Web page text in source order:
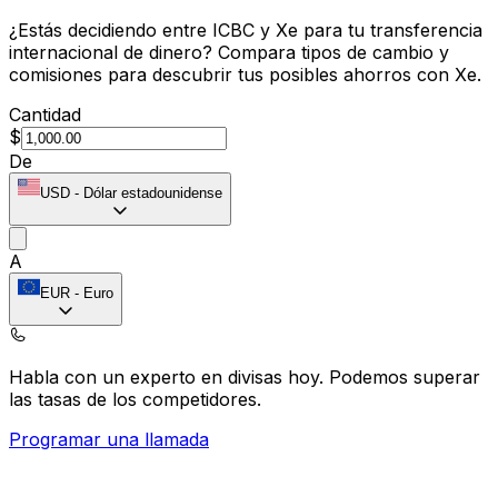
¿Estás decidiendo entre ICBC y Xe para tu transferencia
internacional de dinero? Compara tipos de cambio y
comisiones para descubrir tus posibles ahorros con Xe.
Cantidad
$
De
USD - Dólar estadounidense
A
EUR - Euro
Habla con un experto en divisas hoy. Podemos superar
las tasas de los competidores.
Programar una llamada